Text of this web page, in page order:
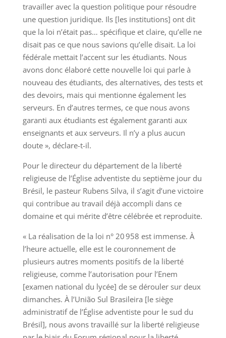
travailler avec la question politique pour résoudre
une question juridique. Ils [les institutions] ont dit
que la loi n’était pas… spécifique et claire, qu’elle ne
disait pas ce que nous savions qu’elle disait. La loi
fédérale mettait l’accent sur les étudiants. Nous
avons donc élaboré cette nouvelle loi qui parle à
nouveau des étudiants, des alternatives, des tests et
des devoirs, mais qui mentionne également les
serveurs. En d’autres termes, ce que nous avons
garanti aux étudiants est également garanti aux
enseignants et aux serveurs. Il n’y a plus aucun
doute », déclare-t-il.
Pour le directeur du département de la liberté
religieuse de l’Église adventiste du septième jour du
Brésil, le pasteur Rubens Silva, il s’agit d’une victoire
qui contribue au travail déjà accompli dans ce
domaine et qui mérite d’être célébrée et reproduite.
« La réalisation de la loi n° 20 958 est immense. À
l’heure actuelle, elle est le couronnement de
plusieurs autres moments positifs de la liberté
religieuse, comme l’autorisation pour l’Enem
[examen national du lycée] de se dérouler sur deux
dimanches. À l’União Sul Brasileira [le siège
administratif de l’Église adventiste pour le sud du
Brésil], nous avons travaillé sur la liberté religieuse